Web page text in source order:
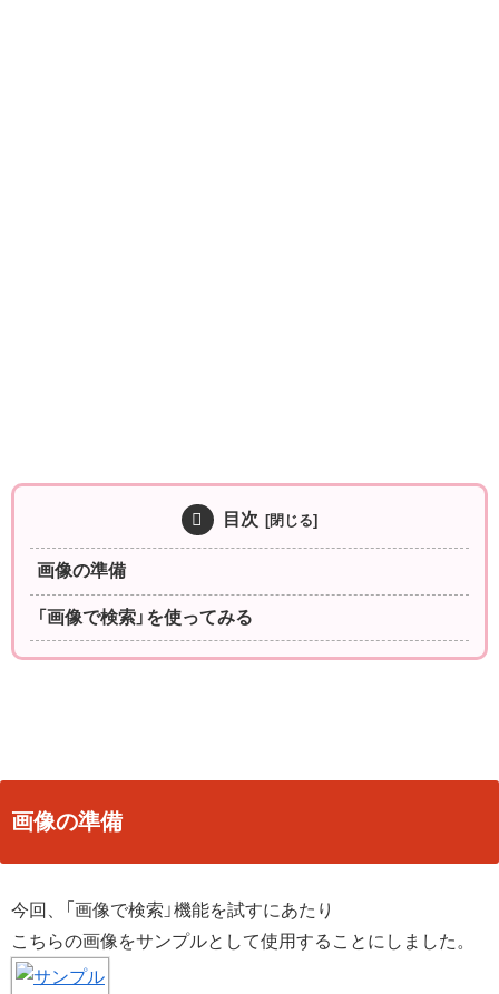
目次
画像の準備
「画像で検索」を使ってみる
画像の準備
今回、「画像で検索」機能を試すにあたり
こちらの画像をサンプルとして使用することにしました。